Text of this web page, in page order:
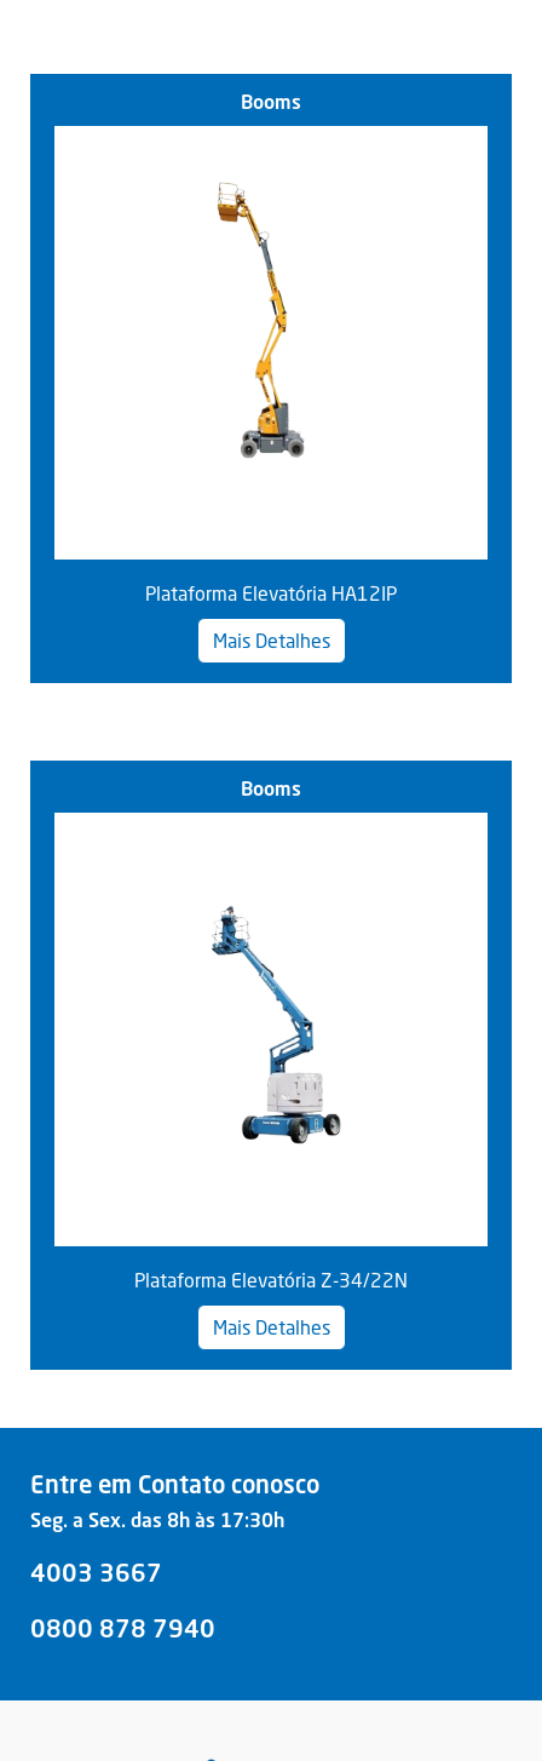
Booms
Plataforma Elevatória HA12IP
Mais Detalhes
Booms
Plataforma Elevatória Z-34/22N
Mais Detalhes
Entre em Contato conosco
Seg. a Sex. das 8h às 17:30h
4003 3667
0800 878 7940